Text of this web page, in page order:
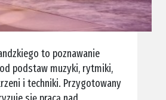
to poznawanie
podstaw muzyki, rytmiki,
i techniki. Przygotowany